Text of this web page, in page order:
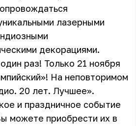
лазерными
декорациями.
раз! Только 21 ноября
На неповторимом
20 лет. Лучшее».
и праздничное событие
можете приобрести их в